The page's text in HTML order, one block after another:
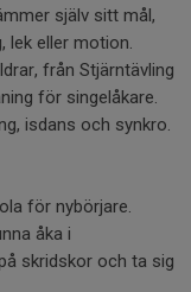
själv sitt mål,
lek eller motion.
från Stjärntävling
för singelåkare.
isdans och synkro.
för nybörjare.
åka i
skridskor och ta sig